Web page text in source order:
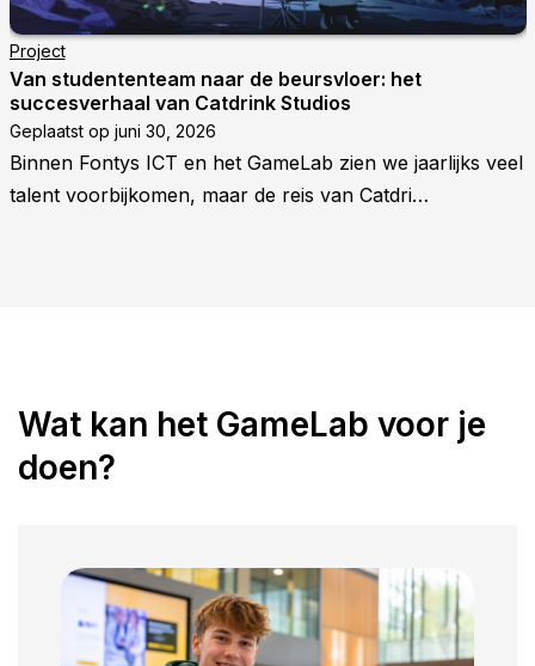
Project
Van studententeam naar de beursvloer: het
succesverhaal van Catdrink Studios
Geplaatst op juni 30, 2026
Binnen Fontys ICT en het GameLab zien we jaarlijks veel
talent voorbijkomen, maar de reis van Catdri…
Wat kan het GameLab voor je
doen?